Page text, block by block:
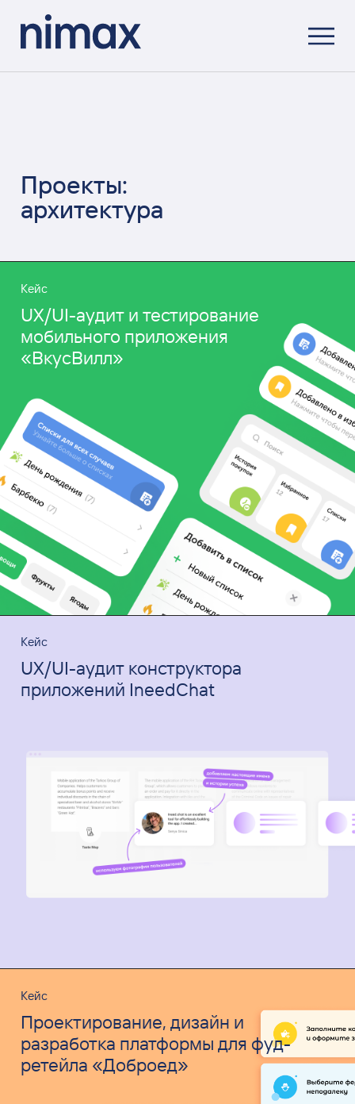
Проекты:
архитектура
Кейс
UX/UI-аудит и тестирование
мобильного приложения
«ВкусВилл»
Кейс
UX/UI-аудит конструктора
приложений IneedChat
Кейс
Проектирование, дизайн и
разработка платформы для фуд-
ретейла «Доброед»